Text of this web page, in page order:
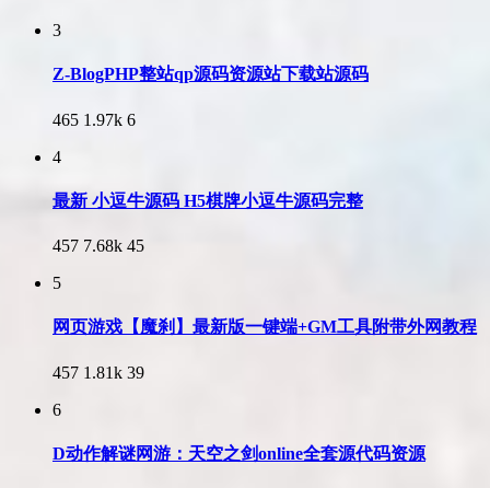
3
Z-BlogPHP整站qp源码资源站下载站源码
465 1.97k 6
4
最新 小逗牛源码 H5棋牌小逗牛源码完整
457 7.68k 45
5
网页游戏【魔刹】最新版一键端+GM工具附带外网教程
457 1.81k 39
6
D动作解谜网游：天空之剑online全套源代码资源